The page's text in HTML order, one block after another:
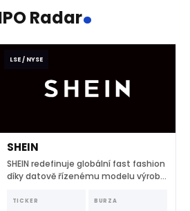
Radar.
LSE / NYSE
SHEIN
SHEIN redefinuje globální fast fashion
díky datově řízenému modelu výroby
dodavatelskému řetězci.
TICKER BURZA